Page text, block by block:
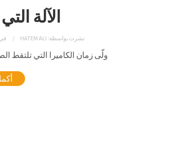
الآلة
نشرت بواسطة: HATEM ALI
ولّى زمان الكاميرا التي تلتقط